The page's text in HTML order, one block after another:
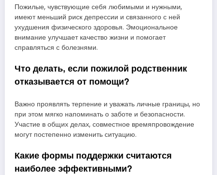
Пожилые, чувствующие себя любимыми и нужными,
имеют меньший риск депрессии и связанного с ней
ухудшения физического здоровья. Эмоциональное
внимание улучшает качество жизни и помогает
справляться с болезнями.
Что делать, если пожилой родственник
отказывается от помощи?
Важно проявлять терпение и уважать личные границы, но
при этом мягко напоминать о заботе и безопасности.
Участие в общих делах, совместное времяпровождение
могут постепенно изменить ситуацию.
Какие формы поддержки считаются
наиболее эффективными?